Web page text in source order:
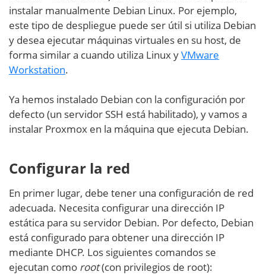
instalar manualmente Debian Linux. Por ejemplo,
este tipo de despliegue puede ser útil si utiliza Debian
y desea ejecutar máquinas virtuales en su host, de
forma similar a cuando utiliza Linux yVMware
Workstation.
Ya hemos instalado Debian con la configuración por
defecto (un servidor SSH está habilitado), y vamos a
instalar Proxmox en la máquina que ejecuta Debian.
Configurar la red
En primer lugar, debe tener una configuración de red
adecuada. Necesita configurar una dirección IP
estática para su servidor Debian. Por defecto, Debian
está configurado para obtener una dirección IP
mediante DHCP. Los siguientes comandos se
ejecutan como root(con privilegios de root):